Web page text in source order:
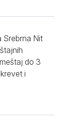
Srebrna Nit
do 3
i
se nalazi i